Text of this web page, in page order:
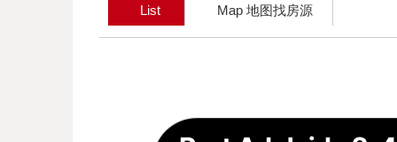
List Map 地图找房源